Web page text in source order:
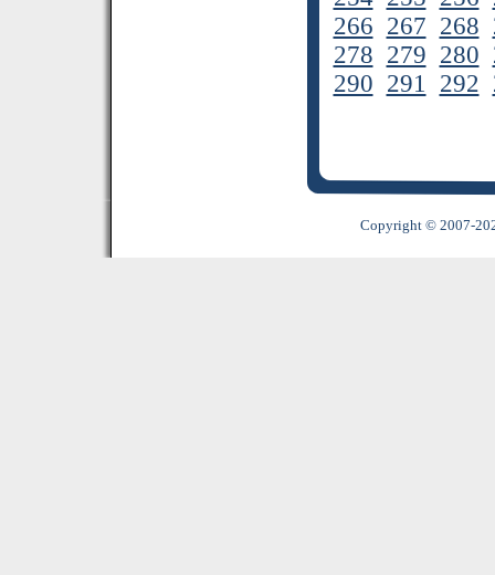
266 267 268
278 279 280
290 291 292
Copyright © 2007-